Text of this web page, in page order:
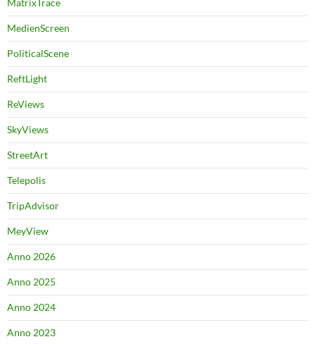
MatrixTrace
MedienScreen
PoliticalScene
ReftLight
ReViews
SkyViews
StreetArt
Telepolis
TripAdvisor
MeyView
Anno 2026
Anno 2025
Anno 2024
Anno 2023